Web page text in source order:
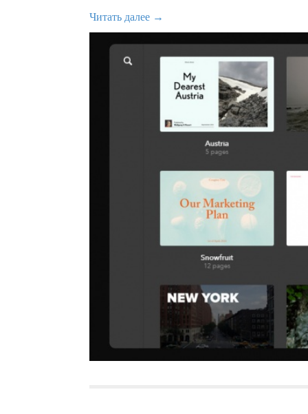
Читать далее →